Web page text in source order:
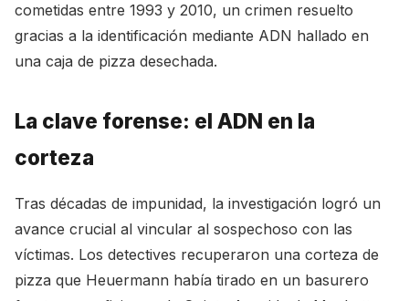
cometidas entre 1993 y 2010, un crimen resuelto
gracias a la identificación mediante ADN hallado en
una caja de pizza desechada.
La clave forense: el ADN en la
corteza
Tras décadas de impunidad, la investigación logró un
avance crucial al vincular al sospechoso con las
víctimas. Los detectives recuperaron una corteza de
pizza que Heuermann había tirado en un basurero